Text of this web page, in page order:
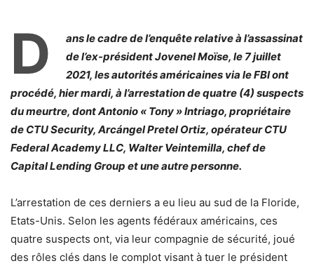
D
ans le cadre de l’enquête relative à l’assassinat
de l’ex-président Jovenel Moïse, le 7 juillet
2021, les autorités américaines via le FBI ont
procédé, hier mardi, à l’arrestation de quatre (4) suspects
du meurtre, dont Antonio « Tony » Intriago, propriétaire
de CTU Security, Arcángel Pretel Ortiz, opérateur CTU
Federal Academy LLC, Walter Veintemilla, chef de
Capital Lending Group et une autre personne.
L’arrestation de ces derniers a eu lieu au sud de la Floride,
Etats-Unis. Selon les agents fédéraux américains, ces
quatre suspects ont, via leur compagnie de sécurité, joué
des rôles clés dans le complot visant à tuer le président